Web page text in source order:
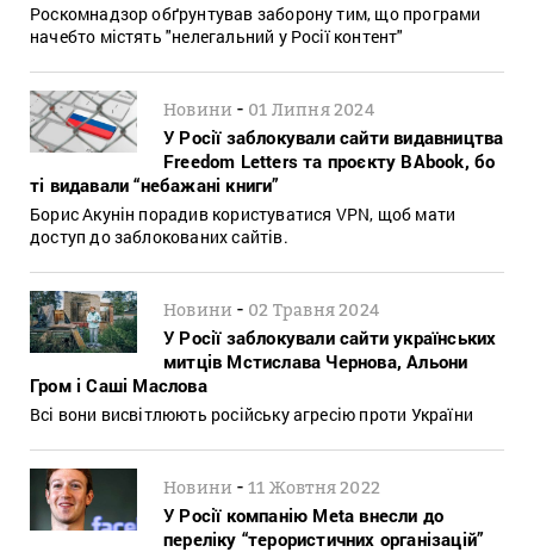
Роскомнадзор обґрунтував заборону тим, що програми
начебто містять "нелегальний у Росії контент"
Новини - 01 Липня 2024
У Росії заблокували сайти видавництва
Freedom Letters та проєкту BAbook, бо
ті видавали “небажані книги”
Борис Акунін порадив користуватися VPN, щоб мати
доступ до заблокованих сайтів.
Новини - 02 Травня 2024
У Росії заблокували сайти українських
митців Мстислава Чернова, Альони
Гром і Саші Маслова
Всі вони висвітлюють російську агресію проти України
Новини -11 Жовтня 2022
У Росії компанію Meta внесли до
переліку “терористичних організацій”